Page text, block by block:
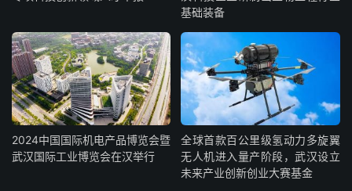
基础装备
2024中国国际机电产品博览会暨
武汉国际工业博览会在汉举行
全球首款百公里级氢动力多旋翼
无人机进入量产阶段，武汉设立
未来产业创新创业大赛基金